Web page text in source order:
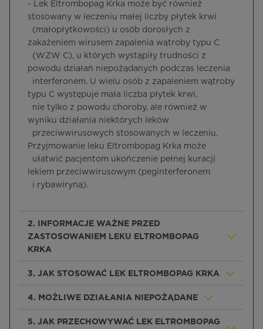
- Lek Eltrombopag Krka może być również
stosowany w leczeniu małej liczby płytek krwi
(małopłytkowości) u osób dorosłych z
zakażeniem wirusem zapalenia wątroby typu C
(WZW C), u których wystąpiły trudności z
powodu działań niepożądanych podczas leczenia
interferonem. U wielu osób z zapaleniem wątroby
typu C występuje mała liczba płytek krwi,
nie tylko z powodu choroby, ale również w
wyniku działania niektórych leków
przeciwwirusowych stosowanych w leczeniu.
Przyjmowanie leku Eltrombopag Krka może
ułatwić pacjentom ukończenie pełnej kuracji
lekiem przeciwwirusowym (peginterferonem
i rybawiryną).
2. INFORMACJE WAŻNE PRZED
ZASTOSOWANIEM LEKU ELTROMBOPAG
KRKA
3. JAK STOSOWAĆ LEK ELTROMBOPAG KRKA
4. MOŻLIWE DZIAŁANIA NIEPOŻĄDANE
5. JAK PRZECHOWYWAĆ LEK ELTROMBOPAG